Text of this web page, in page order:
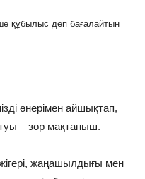
құбылыс деп бағалайтын
өнерімен айшықтап,
– зор мақтаныш.
жаңашылдығы мен